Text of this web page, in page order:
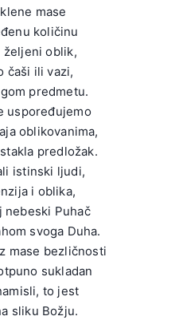
mase
količinu
željeni oblik,
čaši ili vazi,
predmetu.
uspoređujemo
oblikovanima,
predložak.
istinski ljudi,
i oblika,
nebeski Puhač
svoga Duha.
mase bezličnosti
sukladan
to jest
sliku Božju.